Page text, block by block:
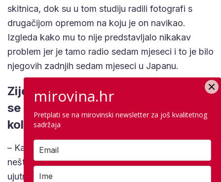
skitnica, dok su u tom studiju radili fotografi s
drugačijom opremom na koju je on navikao.
Izgleda kako mu to nije predstavljalo nikakav
problem jer je tamo radio sedam mjeseci i to je bilo
njegovih zadnjih sedam mjeseci u Japanu.
Zijevanje je zabranjeno na poslu, ali
se može puštati vjetrove pred
kolegama
– Kada sam radio u toj kompaniji doživio sam
nešto neviđeno. Jednog dana sam radio od 9
ujutro do 1 ujutro i sutradan smo opet počeli u 9
mirovina.hr
Pretplati se na mirovinski newsletter za još kvalitetnog
sadržaja